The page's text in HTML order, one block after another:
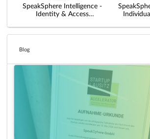
SpeakSphere Intelligence -
Identity & Access
Blog